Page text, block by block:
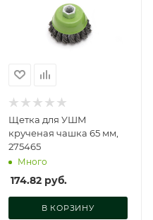
Щетка для УШМ
крученая чашка 65 мм,
275465
Много
174.82руб.
В КОРЗИНУ